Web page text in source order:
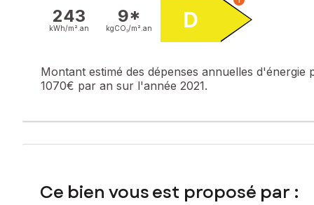
Ce bien réunit tous les critères d'un achat pertinent
sécurisé !
l'objet d'une procédure citée à l'article L. 721-1 du code
Honoraires charge vendeur
243
kWh/m². an
9*
kgCO₂/m². an D
Montant estimé des dépenses annuelles d'énergie
1070€ par an sur l'année 2021.
Ce bien vous est proposé par :